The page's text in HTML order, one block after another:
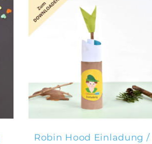
IN DEN
WARENKORB
Robin Hood Einladung /